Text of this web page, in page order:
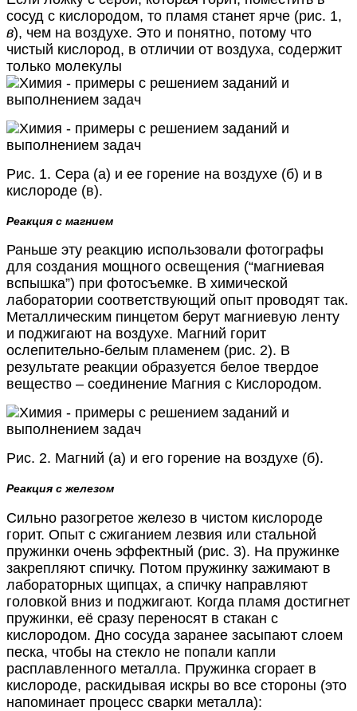
сосуд с кислородом, то пламя станет ярче (рис. 1,
в), чем на воздухе. Это и понятно, потому что
чистый кислород, в отличии от воздуха, содержит
только молекулы
Рис. 1. Сера (а) и ее горение на воздухе (б) и в
кислороде (в).
Реакция с магнием
Раньше эту реакцию использовали фотографы
для создания мощного освещения (“магниевая
вспышка”) при фотосъемке. В химической
лаборатории соответствующий опыт проводят так.
Металлическим пинцетом берут магниевую ленту
и поджигают на воздухе. Магний горит
ослепительно-белым пламенем (рис. 2). В
результате реакции образуется белое твердое
вещество – соединение Магния с Кислородом.
Рис. 2. Магний (а) и его горение на воздухе (б).
Реакция с железом
Сильно разогретое железо в чистом кислороде
горит. Опыт с сжиганием лезвия или стальной
пружинки очень эффектный (рис. 3). На пружинке
закрепляют спичку. Потом пружинку зажимают в
лабораторных щипцах, а спичку направляют
головкой вниз и поджигают. Когда пламя достигнет
пружинки, её сразу переносят в стакан с
кислородом. Дно сосуда заранее засыпают слоем
песка, чтобы на стекло не попали капли
расплавленного металла. Пружинка сгорает в
кислороде, раскидывая искры во все стороны (это
напоминает процесс сварки металла):